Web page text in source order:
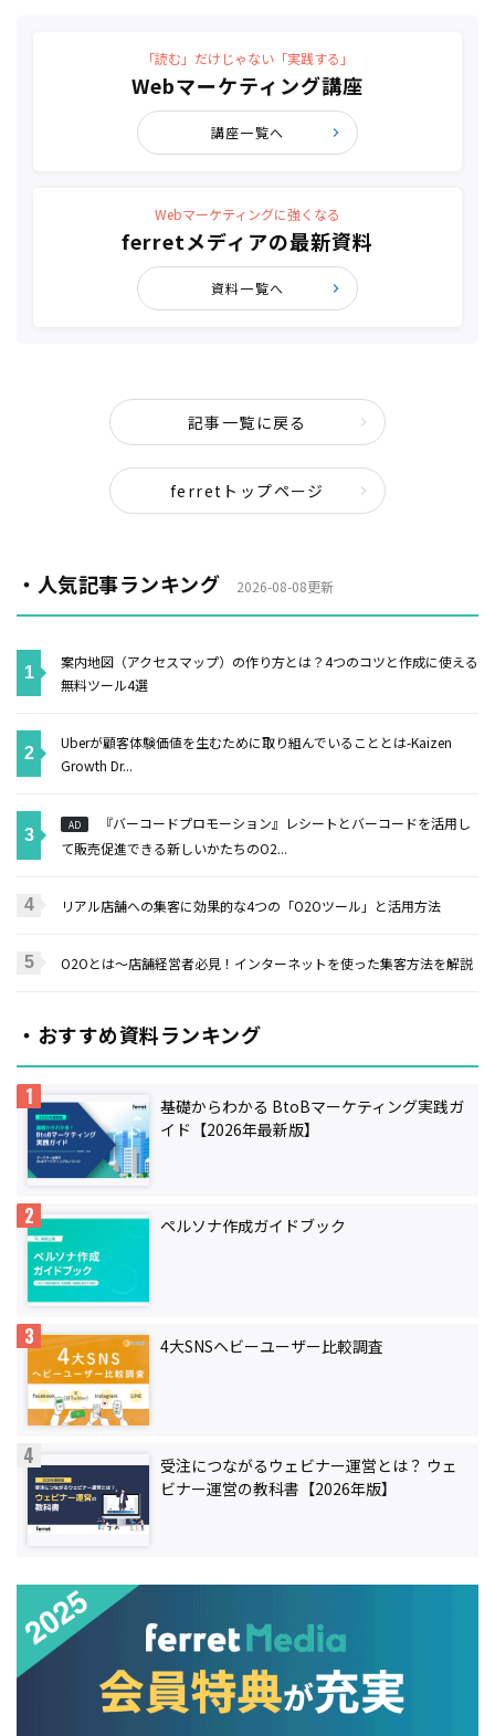
「読む」だけじゃない「実践する」
Webマーケティング講座
講座一覧へ
Webマーケティングに強くなる
ferretメディアの最新資料
資料一覧へ
記事一覧に戻る
ferretトップページ
・人気記事ランキング 2026-08-08更新
案内地図（アクセスマップ）の作り方とは？4つのコツと作成に使える
無料ツール4選
Uberが顧客体験価値を生むために取り組んでいることとは-Kaizen
Growth Dr...
AD
『バーコードプロモーション』レシートとバーコードを活用し
て販売促進できる新しいかたちのO2...
リアル店舗への集客に効果的な4つの「O2Oツール」と活用方法
O2Oとは〜店舗経営者必見！インターネットを使った集客方法を解説
・おすすめ資料ランキング
基礎からわかる BtoBマーケティング実践ガ
イド【2026年最新版】
ペルソナ作成ガイドブック
4大SNSヘビーユーザー比較調査
受注につながるウェビナー運営とは？ ウェ
ビナー運営の教科書【2026年版】